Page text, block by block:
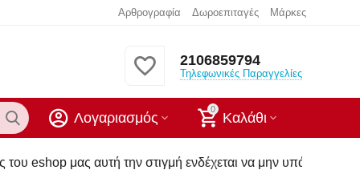
Αρθρογραφία Δωροεπιταγές Μάρκες
2106859794
Τηλεφωνικές Παραγγελίες
0
Καλάθι
Λογαριασμός
την στιγμή ενδέχεται να μην υπάρχουν στα καταστήματα